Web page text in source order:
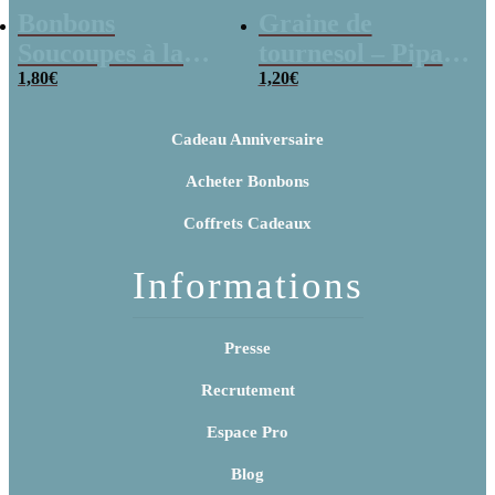
poudre (x20)
1,80€
x 3
1,20€
Cadeau Anniversaire
Acheter Bonbons
Coffrets Cadeaux
Informations
Presse
Recrutement
Espace Pro
Blog